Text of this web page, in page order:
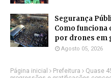
Segurança
Como
por drones em
Agosto 05, 2026
Página inicial Prefeitura
Quase